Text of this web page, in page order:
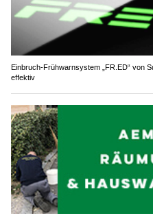
Einbruch-Frühwarnsystem „FR.ED“ von
effektiv